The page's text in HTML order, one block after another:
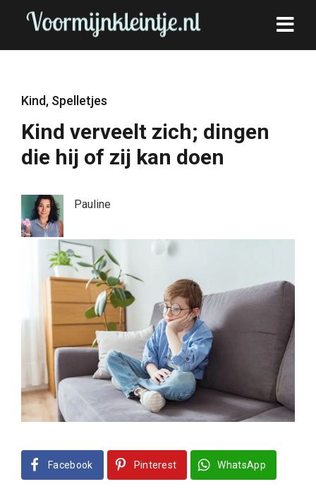
Kind, Spelletjes
Kind verveelt zich; dingen
die hij of zij kan doen
Pauline
Facebook Pinterest WhatsApp